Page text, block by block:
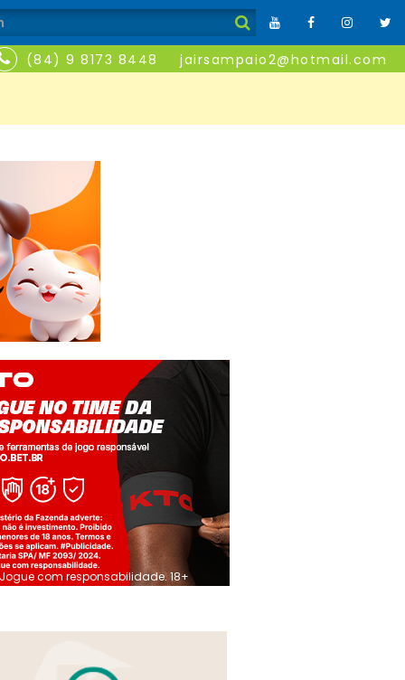
(84) 9 8173 8448 jairsampaio2@hotmail.com
Jogue com responsabilidade. 18+